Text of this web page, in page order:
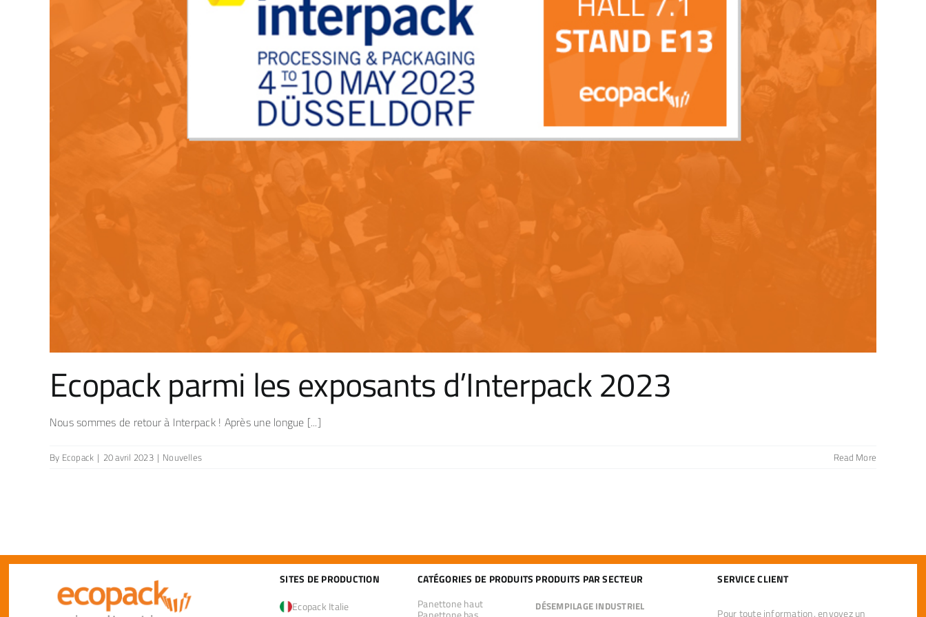
Ecopack parmi les exposants d’Interpack 2023
Nous sommes de retour à Interpack ! Après une longue [...]
By Ecopack | 20 avril 2023 | Nouvelles Read More
SITES DE PRODUCTION
Ecopack Italie
CATÉGORIES DE PRODUITS
Panettone haut
PRODUITS PAR SECTEUR
DÉSEMPILAGE INDUSTRIEL
SERVICE CLIENT
Pour toute information, envoyez un